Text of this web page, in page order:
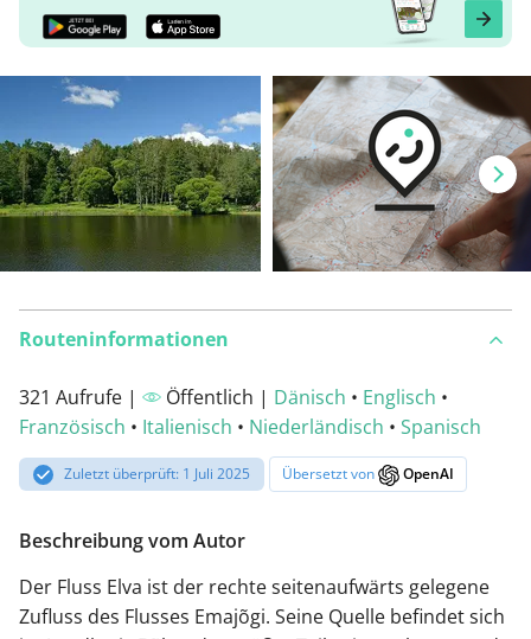
Routeninformationen
321 Aufrufe | Öffentlich | Dänisch • Englisch •
Französisch • Italienisch • Niederländisch • Spanisch
Zuletzt überprüft: 1 Juli 2025 Übersetzt von OpenAI
Beschreibung vom Autor
Der Fluss Elva ist der rechte seitenaufwärts gelegene
Zufluss des Flusses Emajõgi. Seine Quelle befindet sich